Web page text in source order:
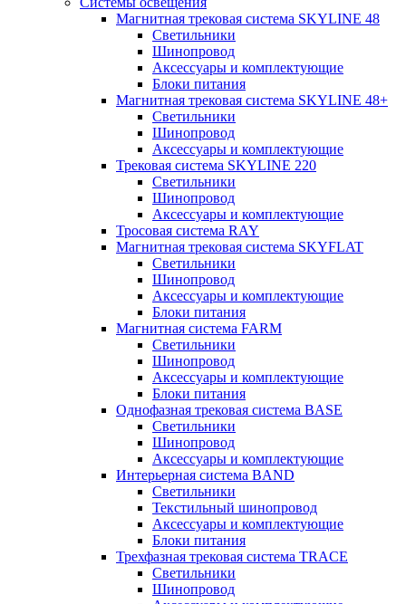
Магнитная трековая система SKYLINE 48
Светильники
Шинопровод
Аксессуары и комплектующие
Блоки питания
Магнитная трековая система SKYLINE 48+
Светильники
Шинопровод
Аксессуары и комплектующие
Трековая система SKYLINE 220
Светильники
Шинопровод
Аксессуары и комплектующие
Тросовая система RAY
Магнитная трековая система SKYFLAT
Светильники
Шинопровод
Аксессуары и комплектующие
Блоки питания
Магнитная система FARM
Светильники
Шинопровод
Аксессуары и комплектующие
Блоки питания
Однофазная трековая система BASE
Светильники
Шинопровод
Аксессуары и комплектующие
Интерьерная система BAND
Светильники
Текстильный шинопровод
Аксессуары и комплектующие
Блоки питания
Трехфазная трековая система TRACE
Светильники
Шинопровод